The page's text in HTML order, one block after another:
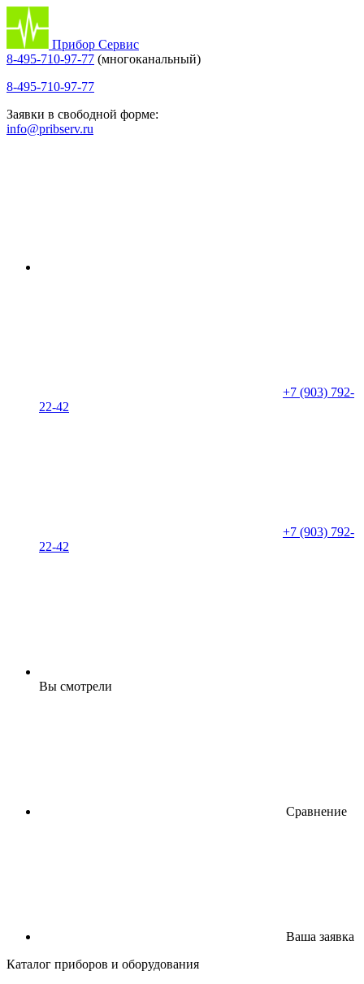
Прибор Сервис
8-495-710-97-77 (многоканальный)
8-495-710-97-77
Заявки в свободной форме:
info@pribserv.ru
+7 (903) 792-
22-42
+7 (903) 792-
22-42
Вы смотрели
Сравнение
Ваша заявка
Каталог приборов и оборудования